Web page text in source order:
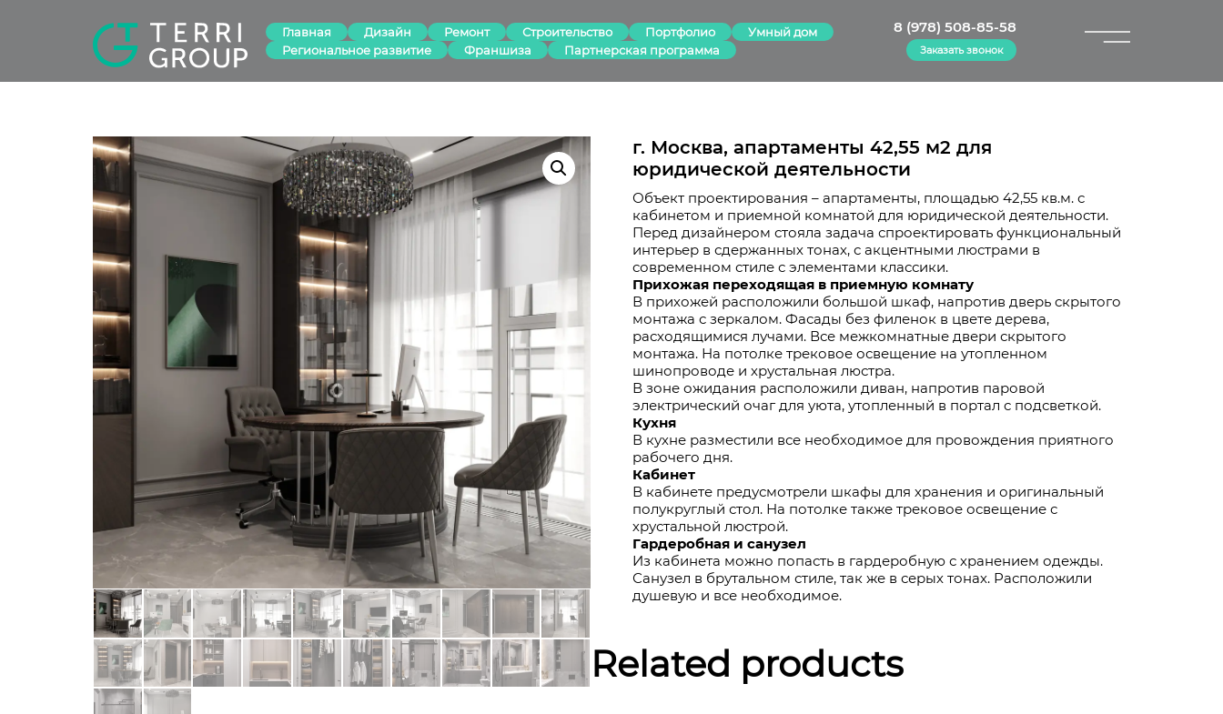
×
Главная Дизайн Ремонт Строительство Портфолио
Умный дом
Региональное развитие
Франшиза Партнерская программа
8 (978) 508-85-58
Заказать звонок
г. Москва, апартаменты 42,55 м2 для
юридической деятельности
Объект проектирования – апартаменты, площадью 42,55 кв.м. с
кабинетом и приемной комнатой для юридической деятельности.
Перед дизайнером стояла задача спроектировать функциональный
интерьер в сдержанных тонах, с акцентными люстрами в
современном стиле с элементами классики.
Прихожая переходящая в приемную комнату
В прихожей расположили большой шкаф, напротив дверь скрытого
монтажа с зеркалом. Фасады без филенок в цвете дерева,
расходящимися лучами. Все межкомнатные двери скрытого
монтажа. На потолке трековое освещение на утопленном
шинопроводе и хрустальная люстра.
В зоне ожидания расположили диван, напротив паровой
электрический очаг для уюта, утопленный в портал с подсветкой.
Кухня
В кухне разместили все необходимое для провождения приятного
рабочего дня.
Кабинет
В кабинете предусмотрели шкафы для хранения и оригинальный
полукруглый стол. На потолке также трековое освещение с
хрустальной люстрой.
Гардеробная и санузел
Из кабинета можно попасть в гардеробную с хранением одежды.
Санузел в брутальном стиле, так же в серых тонах. Расположили
душевую и все необходимое.
Related products